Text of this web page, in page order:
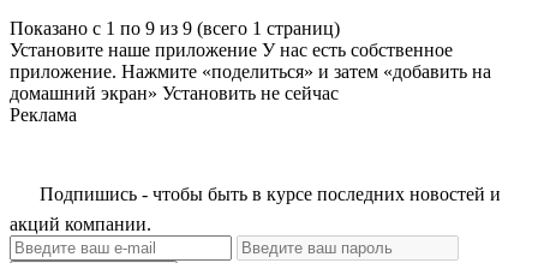
Показано с 1 по 9 из 9 (всего 1 страниц)
Установите наше приложение У нас есть собственное
приложение. Нажмите «поделиться» и затем «добавить на
домашний экран» Установить не сейчас
Реклама
Подпишись - чтобы быть в курсе последних новостей и
акций компании.